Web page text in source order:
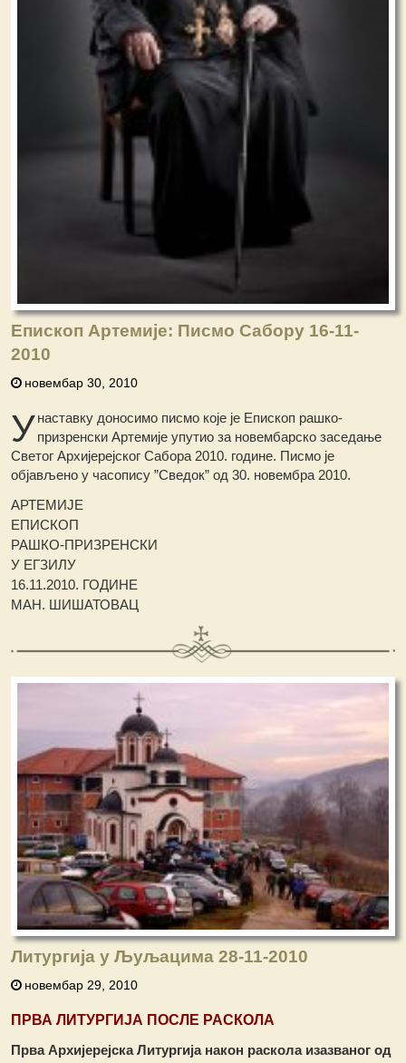
Епископ Артемије: Писмо Сабору 16-11-
2010
новембар 30, 2010
Унаставку доносимо писмо које је Епископ рашко-
призренски Артемије упутио за новембарско заседање
Светог Архијерејског Сабора 2010. године. Писмо је
објављено у часопису ”Сведок” од 30. новембра 2010.
АРТЕМИЈЕ
ЕПИСКОП
РАШКО-ПРИЗРЕНСКИ
У ЕГЗИЛУ
16.11.2010. ГОДИНЕ
МАН. ШИШАТОВАЦ
Литургија у Љуљацима 28-11-2010
новембар 29, 2010
ПРВА ЛИТУРГИЈА ПОСЛЕ РАСКОЛА
Прва Архијерејска Литургија након раскола изазваног од